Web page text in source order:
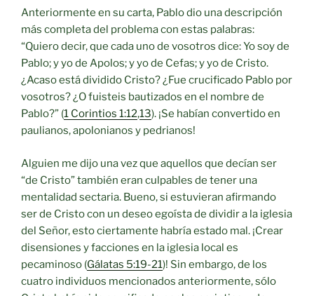
Anteriormente en su carta, Pablo dio una descripción
más completa del problema con estas palabras:
“Quiero decir, que cada uno de vosotros dice: Yo soy de
Pablo; y yo de Apolos; y yo de Cefas; y yo de Cristo.
¿Acaso está dividido Cristo? ¿Fue crucificado Pablo por
vosotros? ¿O fuisteis bautizados en el nombre de
Pablo?” (1 Corintios 1:12,13). ¡Se habían convertido en
paulianos, apolonianos y pedrianos!
Alguien me dijo una vez que aquellos que decían ser
“de Cristo” también eran culpables de tener una
mentalidad sectaria. Bueno, si estuvieran afirmando
ser de Cristo con un deseo egoísta de dividir a la iglesia
del Señor, esto ciertamente habría estado mal. ¡Crear
disensiones y facciones en la iglesia local es
pecaminoso (Gálatas 5:19-21)! Sin embargo, de los
cuatro individuos mencionados anteriormente, sólo